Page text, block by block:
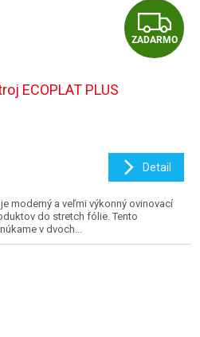
Z
A
R
M
ZADARMO
ECOPLAT PLUS
Detail
je moderný a veľmi výkonný ovinovací
do stretch fólie. Tento
v dvoch...